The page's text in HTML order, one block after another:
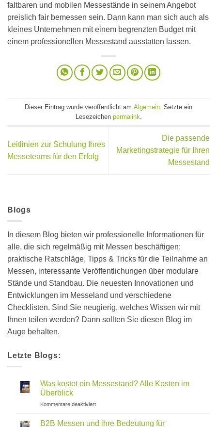
faltbaren und mobilen Messestände in seinem Angebot
preislich fair bemessen sein. Dann kann man sich auch als
kleines Unternehmen mit einem begrenzten Budget mit
einem professionellen Messestand ausstatten lassen.
Dieser Eintrag wurde veröffentlicht am Algemein . Setzte ein
Lesezeichen permalink
Leitlinien zur Schulung Ihres
Messeteams für den Erfolg
Die passende
Marketingstrategie für Ihren
Messestand
Blogs
In diesem Blog bieten wir professionelle Informationen für
alle, die sich regelmäßig mit Messen beschäftigen:
praktische Ratschläge, Tipps & Tricks für die Teilnahme an
Messen, interessante Veröffentlichungen über modulare
Stände und Standbau. Die neuesten Innovationen und
Entwicklungen im Messeland und verschiedene
Checklisten. Sind Sie neugierig, welches Wissen wir mit
Ihnen teilen werden? Dann sollten Sie diesen Blog im
Auge behalten.
Letzte Blogs:
Was kostet ein Messestand? Alle Kosten im
Überblick
Kommentare deaktiviertfür
kostet
B2B Messen und ihre Bedeutung für